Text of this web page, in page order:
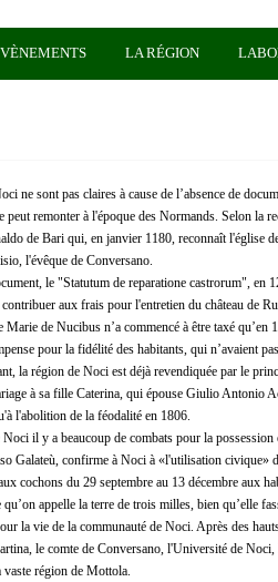
LA RÉGION
ne sont pas claires à cause de l’absence de
remonter à l'époque des Normands. Selon la
de Bari qui, en janvier 1180, reconnaît l'église
l'évêque de Conversano.
le "Statutum de reparatione castrorum",
aux frais pour l'entretien du château de
Marie de Nucibus n’a commencé à être taxé
pour la fidélité des habitants, qui n’avaient
la région de Noci est déjà revendiquée par le
à sa fille Caterina, qui épouse Giulio Antonio
l'abolition de la féodalité en 1806.
il y a beaucoup de combats pour la
Galateù, confirme à Noci à «l'utilisation civique»
cochons du 29 septembre au 13 décembre aux
appelle la terre de trois milles, bien qu’elle
la vie de la communauté de Noci. Après des
le comte de Conversano, l'Université de
vaste région de Mottola.